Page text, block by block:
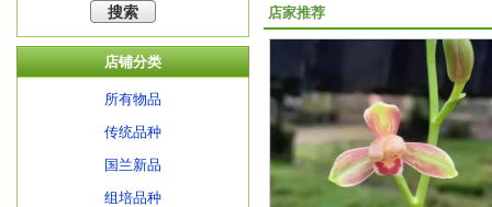
店铺分类
所有物品
传统品种
国兰新品
组培品种
店家推荐